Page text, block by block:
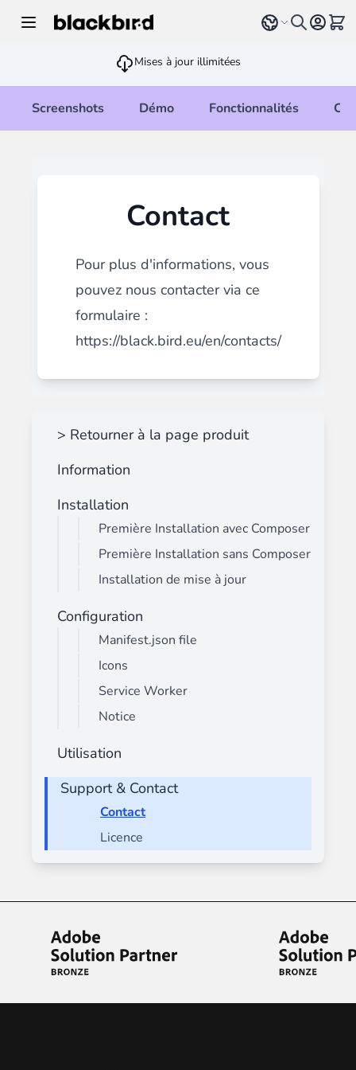
Select language
Voir
Mises à jour illimitées
Screenshots Démo Fonctionnalités
Contact
Pour plus d'informations, vous
pouvez nous contacter via ce
formulaire :
https://black.bird.eu/en/contacts/
> Retourner à la page produit
Information
Installation
Première Installation avec Composer
Première Installation sans Composer
Installation de mise à jour
Configuration
Manifest.json file
Icons
Service Worker
Notice
Utilisation
Support & Contact
Contact
Licence